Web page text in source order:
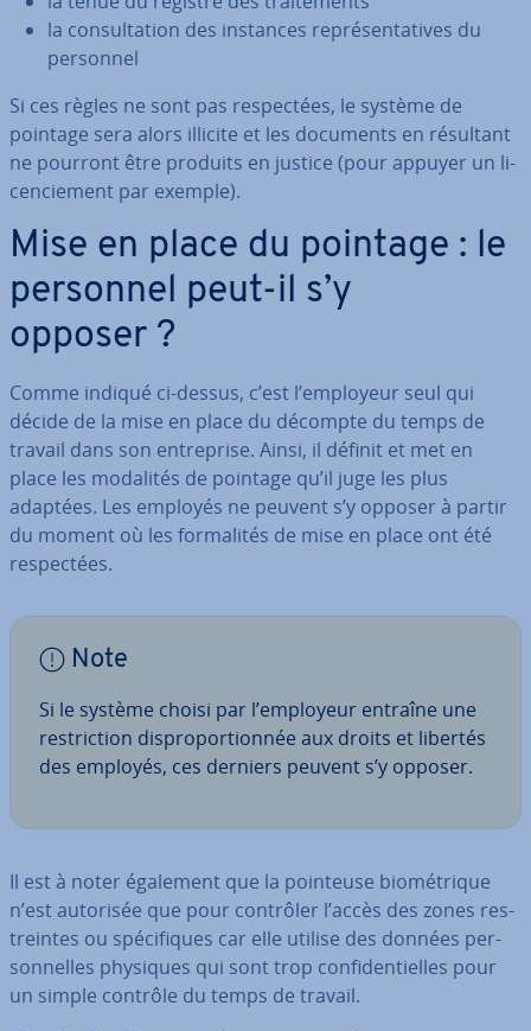
la con­sul­ta­tion des instances re­pré­sen­ta­tives du
personnel
Si ces règles ne sont pas res­pec­tées, le système de
pointage sera alors illicite et les documents en résultant
ne pourront être produits en justice (pour appuyer un li­
cen­cie­ment par exemple).
Mise en place du pointage : le
personnel peut-il s’y
opposer ?
Comme indiqué ci-dessus, c’est l’employeur seul qui
décide de la mise en place du décompte du temps de
travail dans son en­tre­prise. Ainsi, il définit et met en
place les modalités de pointage qu’il juge les plus
adaptées. Les employés ne peuvent s’y opposer à partir
du moment où les for­ma­li­tés de mise en place ont été
res­pec­tées.
Note
Si le système choisi par l’employeur entraîne une
res­tric­tion dis­pro­por­tion­née aux droits et libertés
des employés, ces derniers peuvent s’y opposer.
Il est à noter également que la pointeuse bio­mé­trique
n’est autorisée que pour contrôler l’accès des zones res­
treintes ou spé­ci­fiques car elle utilise des données per­
son­nelles physiques qui sont trop con­fi­den­tielles pour
un simple contrôle du temps de travail.